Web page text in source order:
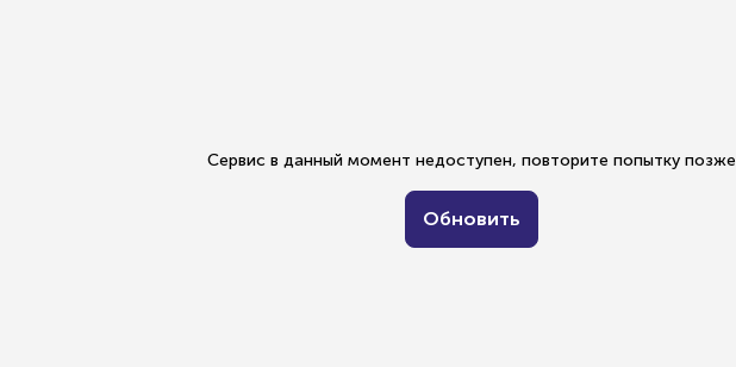
Сервис в данный момент недоступен, повторите попытку позже
Обновить